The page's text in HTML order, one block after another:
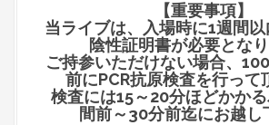
【重要事項】
当ライブは、入場時に1週間
陰性証明書が必要となり
ご持参いただけない場合、
前にPCR抗原検査を行って
検査には15～20分ほどかか
間前～30分前迄にお越し